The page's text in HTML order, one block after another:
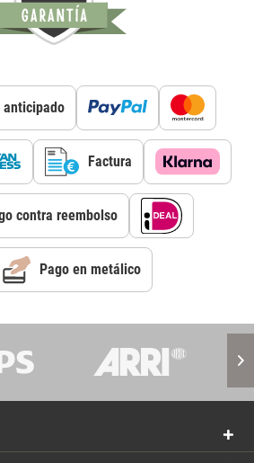
anticipado
Factura
contra reembolso
Pago en metálico